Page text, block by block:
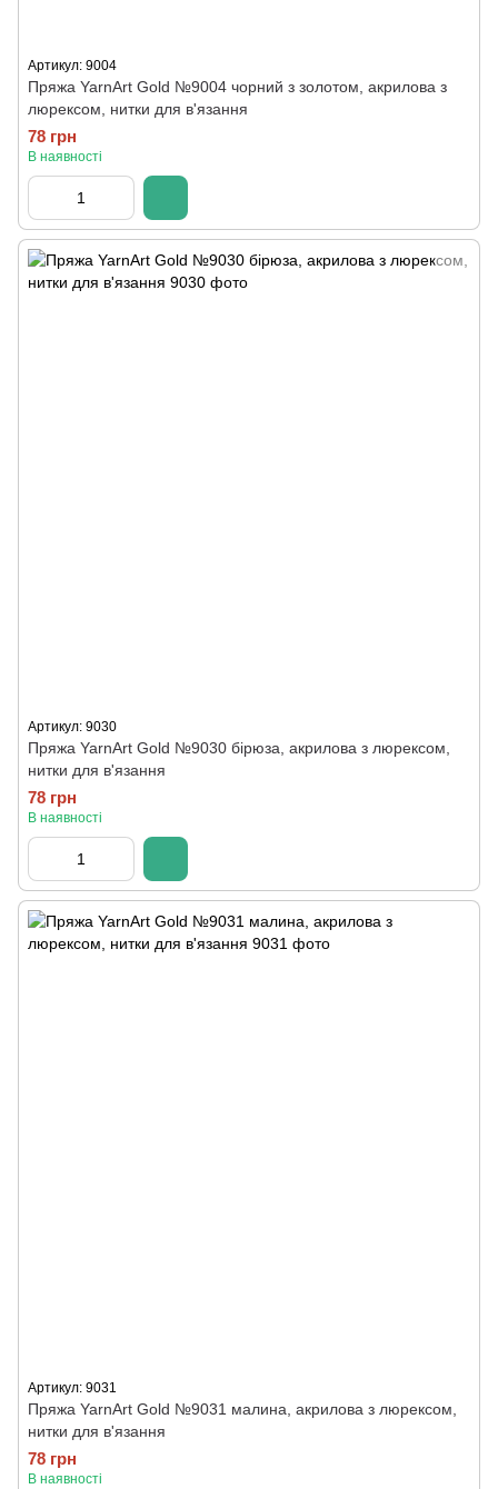
Артикул: 9004
Пряжа YarnArt Gold №9004 чорний з золотом, акрилова з
люрексом, нитки для в'язання
78 грн
В наявності
Артикул: 9030
Пряжа YarnArt Gold №9030 бірюза, акрилова з люрексом,
нитки для в'язання
78 грн
В наявності
Артикул: 9031
Пряжа YarnArt Gold №9031 малина, акрилова з люрексом,
нитки для в'язання
78 грн
В наявності